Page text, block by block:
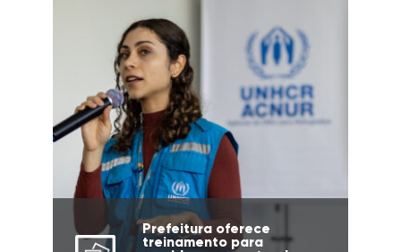
Prefeitura oferece
treinamento para